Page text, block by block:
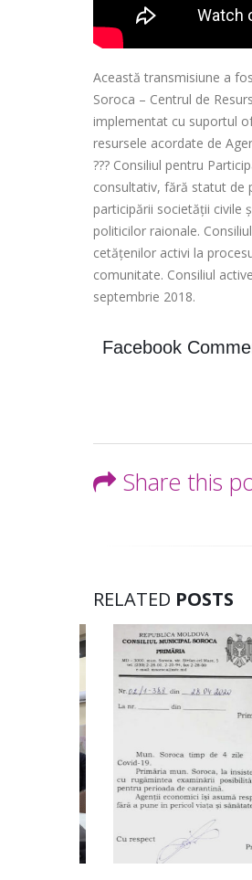
Această transmisiune a
Soroca – Centrul de
implementat cu suportul
resursele acordate de
??? Consiliul pentru
consultativ, fără statut de
participării societății civile
politicilor raionale.
cetățenilor activi la
comunitate. Consiliul
septembrie 2018.
Facebook
Share this
RELATED POSTS